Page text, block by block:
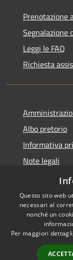
Prenotazione
Segnalazione
Leggi le FAQ
Richiesta
Albo pretorio
Informativa
Note legali
Accessibilità
Questo sito web
necessari al
nonché un
Per maggiori